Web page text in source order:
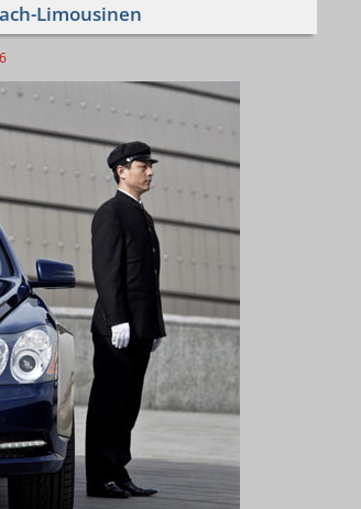
Limousinen